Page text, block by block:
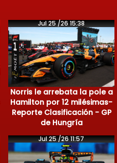
Jul 25 /26 15:38
Norris le arrebata la pole a
Hamilton por 12 milésimas-
Reporte Clasificación - GP
de Hungría
Jul 25 /26 11:57